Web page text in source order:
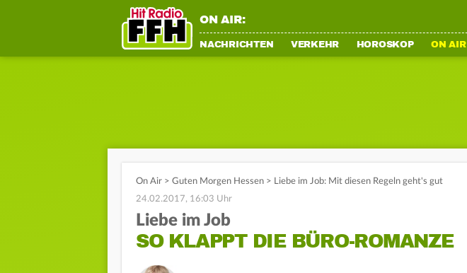
ON AIR:
NACHRICHTEN VERKEHR HOROSKOP ON AIR
On Air > Guten Morgen Hessen > Liebe im Job: Mit diesen Regeln geht's gut
24.02.2017, 16:03 Uhr
Liebe im Job
SO KLAPPT DIE BÜRO-ROMANZE